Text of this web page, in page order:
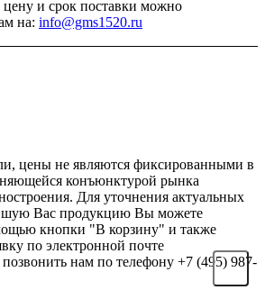
и срок поставки можно
на: info@gms1520.ru
цены не являются фиксированными в
конъюнктурой рынка
Для уточнения актуальных
Вас продукцию Вы можете
кнопки "В корзину" и также
по электронной почте
нам по телефону +7 (495) 987-